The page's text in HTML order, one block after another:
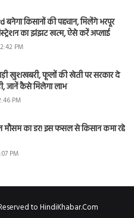
बनेगा किसानों की पहचान, मिलेंगे भरपूर
का झंझट खत्म, ऐसे करें अप्लाई
PM
खुशखबरी, फूलों की खेती पर सरकार दे
जानें कैसे मिलेगा लाभ
PM
मौसम का डर! इस फसल से किसान कमा रहे
PM
to HindiKhabar.Com